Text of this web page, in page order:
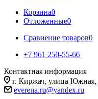
Корзина0
Отложенные0
Сравнение товаров0
+7 961 250-55-66
Контактная информация
г. Киржач, улица Южная,
everena.ru@yandex.ru